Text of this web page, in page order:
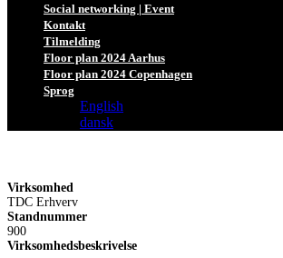
Social networking | Event
Kontakt
Tilmelding
Floor plan 2024 Aarhus
Floor plan 2024 Copenhagen
Sprog
English
dansk
Virksomhed
TDC Erhverv
Standnummer
900
Virksomhedsbeskrivelse